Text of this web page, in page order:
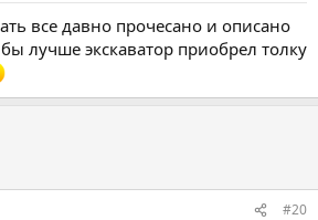
все давно прочесано и описано
лучше экскаватор приобрел толку
#20